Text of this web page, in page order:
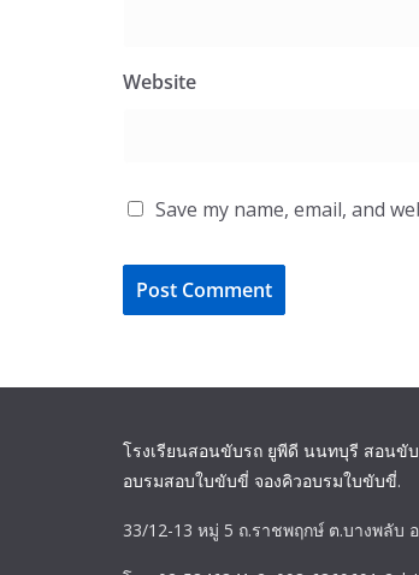
Website
Save my name, email, and
โรงเรียนสอนขับรถ ยูพีดี นนทบุรี สอนขั
อบรมสอบใบขับขี่ จองคิวอบรมใบขับขี่.
33/12-13 หมู่ 5 ถ.ราชพฤกษ์ ต.บางพลับ